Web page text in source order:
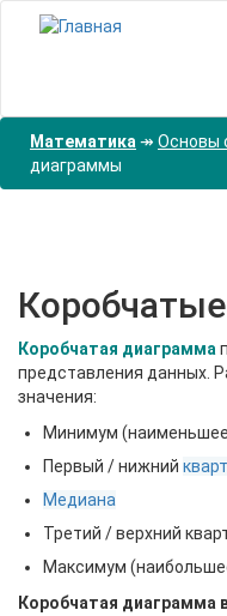
Перейти
Математика ↠ Основы
диаграммы
Коробчатая диаграмма
представления данных.
значения:
Минимум
Первый / нижний
Meдиана
Третий / верхний
Maксимум
Коробчатая